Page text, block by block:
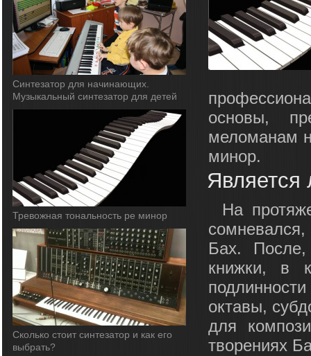
Синтезатор для начинающих.
Музыкальный синтезатор для детей
Тревожная тональность ре минор
Сколько стоит синтезатор и как его
выбрать?
основы,
меломанам
минор.
Является
На
Бах.
книжки, в
октавы,
для
творениях